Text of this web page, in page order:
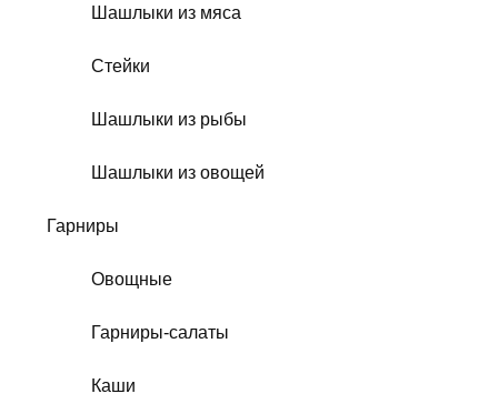
Шашлыки из мяса
Стейки
Шашлыки из рыбы
Шашлыки из овощей
Гарниры
Овощные
Гарниры-салаты
Каши